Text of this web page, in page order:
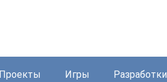
Проекты Игры Разработки